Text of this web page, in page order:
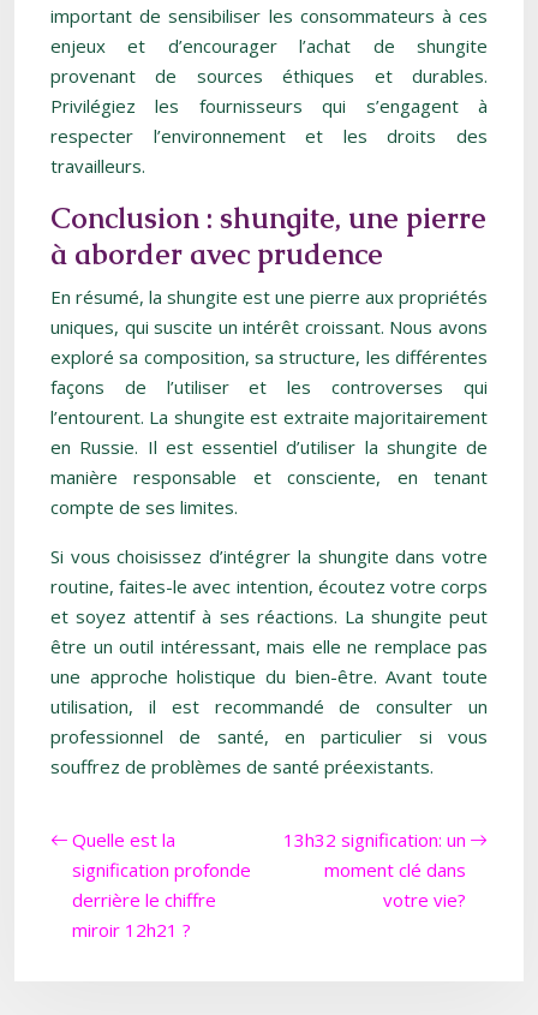
important de sensibiliser les consommateurs à ces
enjeux et d’encourager l’achat de shungite
provenant de sources éthiques et durables.
Privilégiez les fournisseurs qui s’engagent à
respecter l’environnement et les droits des
travailleurs.
Conclusion : shungite, une pierre
à aborder avec prudence
En résumé, la shungite est une pierre aux propriétés
uniques, qui suscite un intérêt croissant. Nous avons
exploré sa composition, sa structure, les différentes
façons de l’utiliser et les controverses qui
l’entourent. La shungite est extraite majoritairement
en Russie. Il est essentiel d’utiliser la shungite de
manière responsable et consciente, en tenant
compte de ses limites.
Si vous choisissez d’intégrer la shungite dans votre
routine, faites-le avec intention, écoutez votre corps
et soyez attentif à ses réactions. La shungite peut
être un outil intéressant, mais elle ne remplace pas
une approche holistique du bien-être. Avant toute
utilisation, il est recommandé de consulter un
professionnel de santé, en particulier si vous
souffrez de problèmes de santé préexistants.
Quelle est la
signification profonde
derrière le chiffre
miroir 12h21 ?
13h32 signification: un
moment clé dans
votre vie?